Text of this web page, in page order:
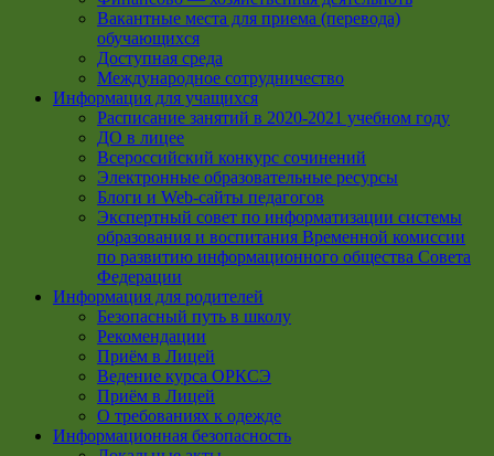
Вакантные места для приема (перевода)
обучающихся
Доступная среда
Международное сотрудничество
Информация для учащихся
Расписание занятий в 2020-2021 учебном году
ДО в лицее
Всероссийский конкурс сочинений
Электронные образовательные ресурсы
Блоги и Web-сайты педагогов
Экспертный совет по информатизации системы
образования и воспитания Временной комиссии
по развитию информационного общества Совета
Федерации
Информация для родителей
Безопасный путь в школу
Рекомендации
Приём в Лицей
Ведение курса ОРКСЭ
Приём в Лицей
О требованиях к одежде
Информационная безопасность